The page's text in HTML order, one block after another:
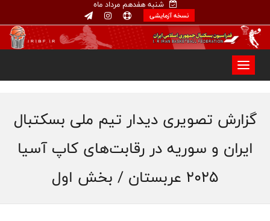
شنبه هفدهم مرداد ماه
نسخه آزمایشی
گزارش تصویری دیدار تیم ملی بسکتبال
ایران و سوریه در رقابت‌های کاپ آسیا
۲۰۲۵ عربستان / بخش اول